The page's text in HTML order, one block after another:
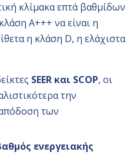
κλίμακα επτά βαθμίδων
Α+++ να είναι η
η κλάση D, η ελάχιστα
SEER και SCOP, οι
την
των
ενεργειακής